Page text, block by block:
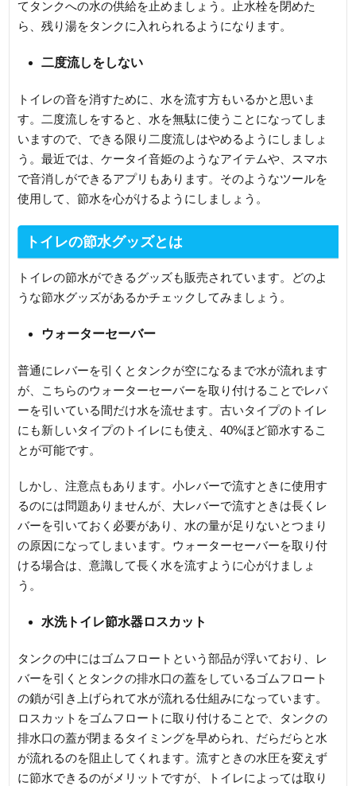
てタンクへの水の供給を止めましょう。止水栓を閉めた
ら、残り湯をタンクに入れられるようになります。
二度流しをしない
トイレの音を消すために、水を流す方もいるかと思いま
す。二度流しをすると、水を無駄に使うことになってしま
いますので、できる限り二度流しはやめるようにしましょ
う。最近では、ケータイ音姫のようなアイテムや、スマホ
で音消しができるアプリもあります。そのようなツールを
使用して、節水を心がけるようにしましょう。
トイレの節水グッズとは
トイレの節水ができるグッズも販売されています。どのよ
うな節水グッズがあるかチェックしてみましょう。
ウォーターセーバー
普通にレバーを引くとタンクが空になるまで水が流れます
が、こちらのウォーターセーバーを取り付けることでレバ
ーを引いている間だけ水を流せます。古いタイプのトイレ
にも新しいタイプのトイレにも使え、40%ほど節水するこ
とが可能です。
しかし、注意点もあります。小レバーで流すときに使用す
るのには問題ありませんが、大レバーで流すときは長くレ
バーを引いておく必要があり、水の量が足りないとつまり
の原因になってしまいます。ウォーターセーバーを取り付
ける場合は、意識して長く水を流すように心がけましょ
う。
水洗トイレ節水器ロスカット
タンクの中にはゴムフロートという部品が浮いており、レ
バーを引くとタンクの排水口の蓋をしているゴムフロート
の鎖が引き上げられて水が流れる仕組みになっています。
ロスカットをゴムフロートに取り付けることで、タンクの
排水口の蓋が閉まるタイミングを早められ、だらだらと水
が流れるのを阻止してくれます。流すときの水圧を変えず
に節水できるのがメリットですが、トイレによっては取り